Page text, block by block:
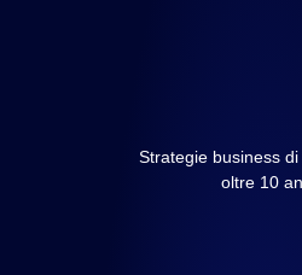
Strategie business
oltre 10